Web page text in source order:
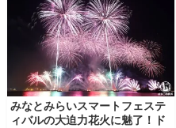
みなとみらいスマートフェステ
ィバルの大迫力花火に魅了！ド